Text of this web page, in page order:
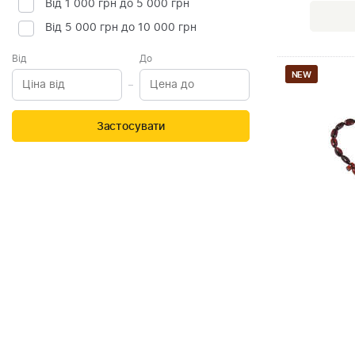
Від 1 000 грн до 5 000 грн
Від 5 000 грн до 10 000 грн
Від До
Застосувати
NEW